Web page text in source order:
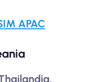
APAC